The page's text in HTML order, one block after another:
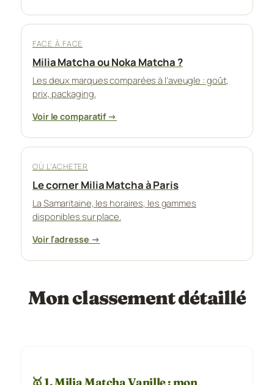
FACE À FACE
Milia Matcha ou Noka Matcha ?
Les deux marques comparées à l’aveugle : goût,
prix, packaging.
Voir le comparatif →
OÙ L’ACHETER
Le corner Milia Matcha à Paris
La Samaritaine, les horaires, les gammes
disponibles sur place.
Voir l’adresse →
Mon classement détaillé